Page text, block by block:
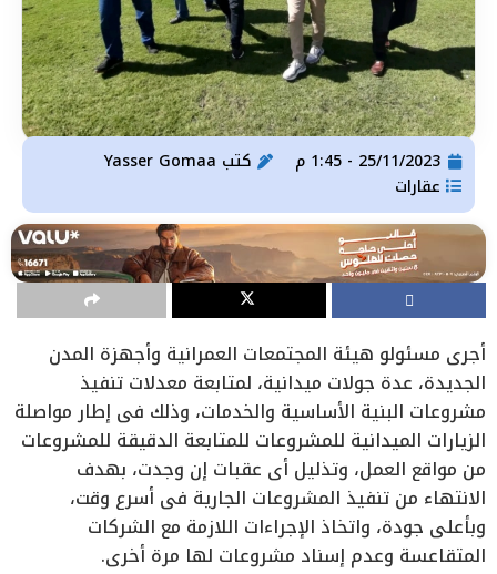
25/11/2023 - 1:45 م كتب
عقارات
أجرى مسئولو هيئة المجتمعات العمرانية وأجهزة المدن
الجديدة، عدة جولات ميدانية، لمتابعة معدلات تنفيذ
مشروعات البنية الأساسية والخدمات، وذلك في إطار مواصلة
الزيارات الميدانية للمشروعات للمتابعة الدقيقة للمشروعات
من مواقع العمل، وتذليل أي عقبات إن وجدت، بهدف
الانتهاء من تنفيذ المشروعات الجارية في أسرع وقت،
وبأعلى جودة، واتخاذ الإجراءات اللازمة مع الشركات
المتقاعسة وعدم إسناد مشروعات لها مرة أخرى.